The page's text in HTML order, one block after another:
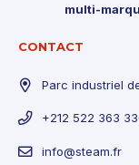
multi-
CONTACT
Parc industriel
+212 522 363
info@steam.fr